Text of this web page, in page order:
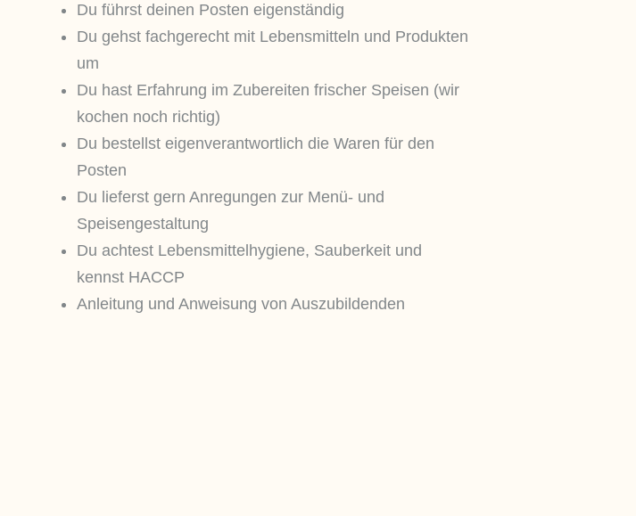
Du führst deinen Posten eigenständig
Du gehst fachgerecht mit Lebensmitteln und Produkten
um
Du hast Erfahrung im Zubereiten frischer Speisen (wir
kochen noch richtig)
Du bestellst eigenverantwortlich die Waren für den
Posten
Du lieferst gern Anregungen zur Menü- und
Speisengestaltung
Du achtest Lebensmittelhygiene, Sauberkeit und
kennst HACCP
Anleitung und Anweisung von Auszubildenden